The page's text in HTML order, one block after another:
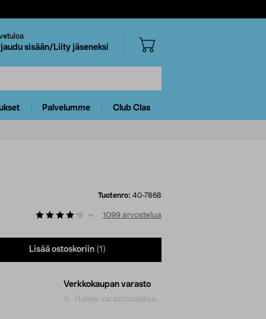
sisään/Liity jäseneksi
Palvelumme Club Clas
Tuotenro: 40-7868
1099 arvostelua
Lisää ostoskoriin (1)
Verkkokaupan varasto
Hakee varastosaldoa...